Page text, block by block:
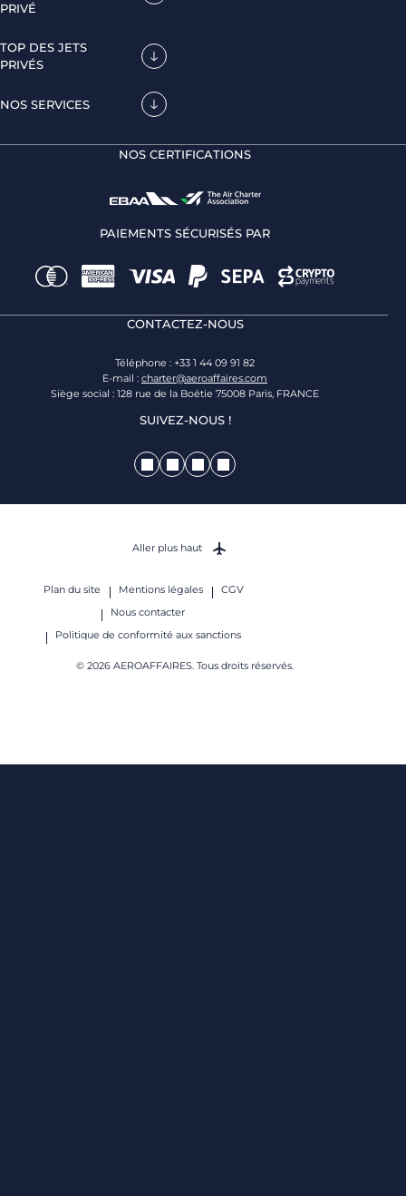
PRIVÉ
TOP DES JETS
PRIVÉS
NOS SERVICES
NOS CERTIFICATIONS
PAIEMENTS SÉCURISÉS PAR
CONTACTEZ-NOUS
Téléphone : +33 1 44 09 91 82
E-mail : charter@aeroaffaires.com
Siège social : 128 rue de la Boétie 75008 Paris, FRANCE
SUIVEZ-NOUS !
Plan du site Mentions légales
CGV
Nous contacter
Politique de conformité aux sanctions
© 2026 AEROAFFAIRES. Tous droits réservés.
Aller plus haut